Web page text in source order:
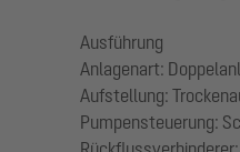
Ausführung
Anlagenart:
Aufstellung:
Pumpensteuerung: